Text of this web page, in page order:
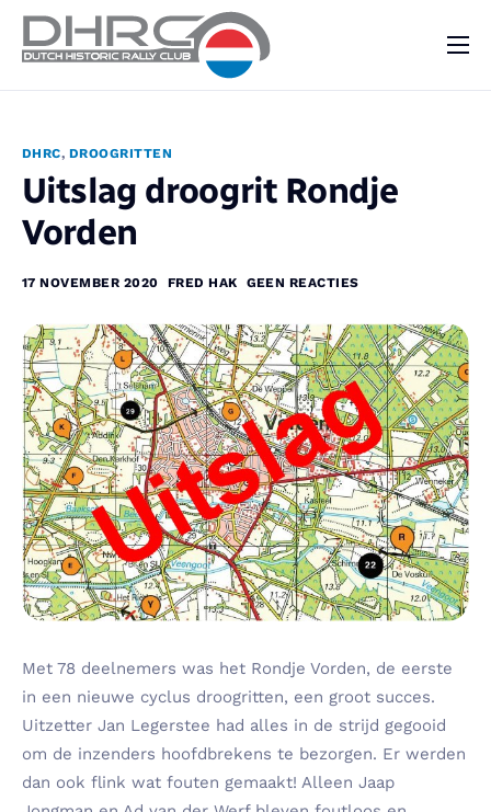
Vraag & Aanbod
Nieuws
DHRC, DROOGRITTEN
Uitslag droogrit Rondje
Vorden
17 NOVEMBER 2020 FRED HAK GEEN REACTIES
Met 78 deelnemers was het Rondje Vorden, de eerste
in een nieuwe cyclus droogritten, een groot succes.
Uitzetter Jan Legerstee had alles in de strijd gegooid
om de inzenders hoofdbrekens te bezorgen. Er werden
dan ook flink wat fouten gemaakt! Alleen Jaap